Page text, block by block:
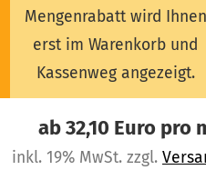
Mengenrabatt wird Ihnen
erst im Warenkorb und
Kassenweg angezeigt.
ab 32,10 Euro pro
inkl. 19% MwSt. zzgl.